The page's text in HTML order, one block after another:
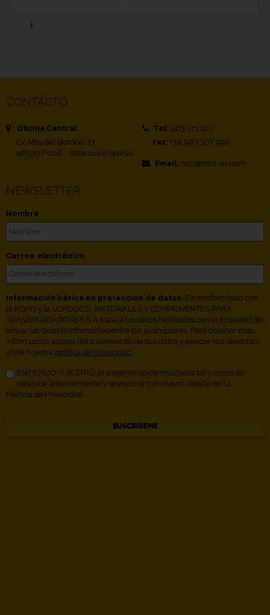
CONTACTO
Oficina Central
C/ Mas del Bombo, 17
46530 Puzol - Valencia (España)
Tel: 963 311 107
Fax: +34 963 307 992
Email: mct@mct-es.com
NEWSLETTER
Nombre
Correo electrónico
Información básica en protección de datos . De conformidad con
el RGPD y la LOPDGDD, MATERIALES Y COMPONENTES PARA
TRANSPORTADORES S.A tratará los datos facilitados con la finalidad de
enviar un boletín informativo entre los suscriptores. Para obtener más
información acerca del tratamiento de sus datos y ejercer sus derechos,
visite nuestra política de privacidad.
ENTIENDO Y ACEPTO el tratamiento de mis datos tal y como se
describe anteriormente y se explica con mayor detalle en la
Política de Privacidad.